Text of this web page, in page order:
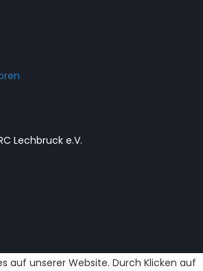
Lechbruck e.V.
auf unserer Website. Durch Klicken auf